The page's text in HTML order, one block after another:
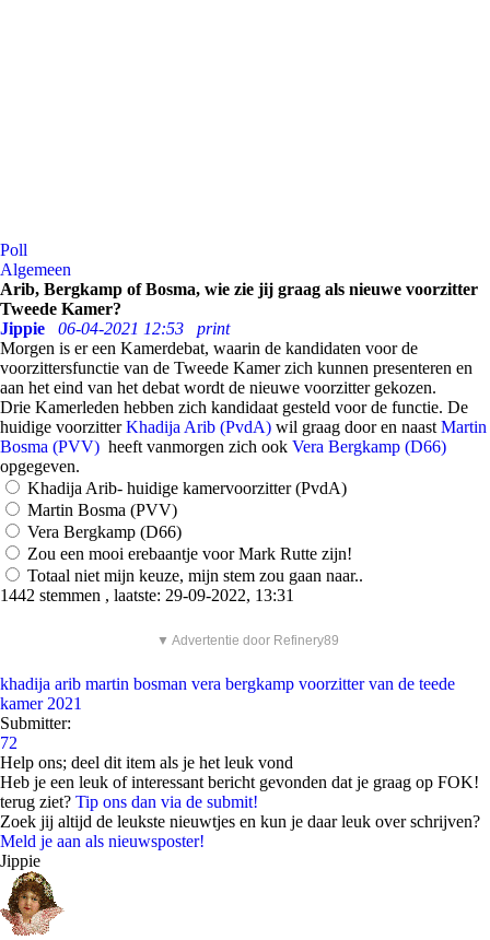
Poll
Algemeen
Arib, Bergkamp of Bosma, wie zie jij graag als nieuwe voorzitter
Tweede Kamer?
Jippie
06-04-2021 12:53
print
Morgen is er een Kamerdebat, waarin de kandidaten voor de
voorzittersfunctie van de Tweede Kamer zich kunnen presenteren en
aan het eind van het debat wordt de nieuwe voorzitter gekozen.
Drie Kamerleden hebben zich kandidaat gesteld voor de functie. De
huidige voorzitterKhadija Arib (PvdA) wil graag door en naast Martin
Bosma (PVV) heeft vanmorgen zich ook Vera Bergkamp (D66)
opgegeven.
Khadija Arib- huidige kamervoorzitter (PvdA)
Martin Bosma (PVV)
Vera Bergkamp (D66)
Zou een mooi erebaantje voor Mark Rutte zijn!
Totaal niet mijn keuze, mijn stem zou gaan naar..
1442 stemmen , laatste: 29-09-2022, 13:31
▼ Advertentie door Refinery89
khadija arib martin bosman vera bergkamp voorzitter van de teede
kamer 2021
Submitter:
72
Help ons; deel dit item als je het leuk vond
Heb je een leuk of interessant bericht gevonden dat je graag op FOK!
terug ziet? Tip ons dan via de submit!
Zoek jij altijd de leukste nieuwtjes en kun je daar leuk over schrijven?
Meld je aan als nieuwsposter!
Jippie